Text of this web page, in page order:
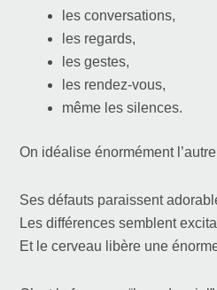
les conversations,
les regards,
les gestes,
les rendez-vous,
même les silences.
On idéalise énormément
Ses défauts paraissent
Les différences semblent
Et le cerveau libère une